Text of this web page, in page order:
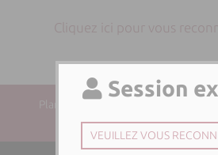
Cliquez ici pour vous
Plan du site| Directeur de la
SANTONI |